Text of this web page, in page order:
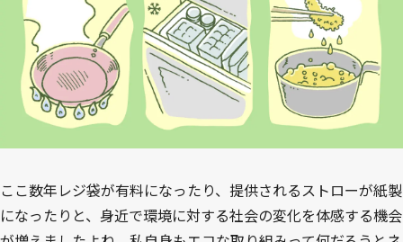
ここ数年レジ袋が有料になったり、提供されるストローが紙製
になったりと、身近で環境に対する社会の変化を体感する機会